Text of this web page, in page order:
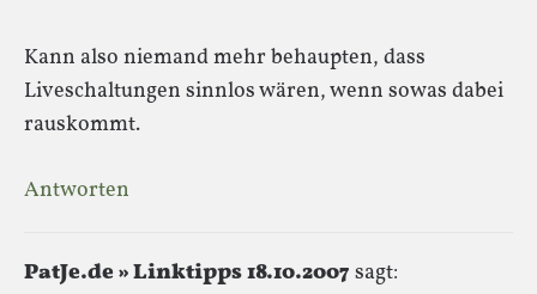
Kann also niemand mehr behaupten, dass
Liveschaltungen sinnlos wären, wenn sowas dabei
rauskommt.
Antworten
PatJe.de » Linktipps 18.10.2007 sagt: